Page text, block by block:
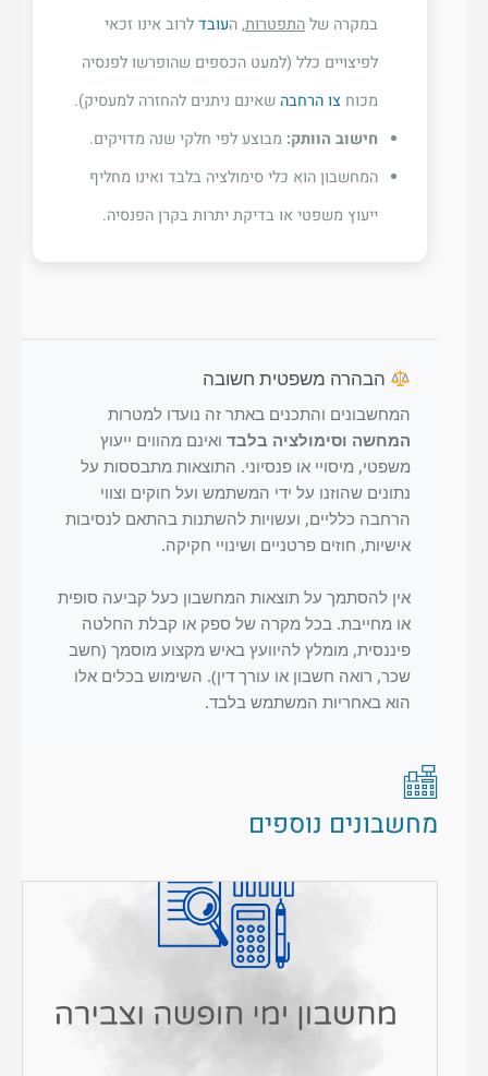
במקרה שלהתפטרות, העובדלרוב אינו זכאי
לפיצויים כלל (למעט הכספים שהופרשו לפנסיה
מכוח צו הרחבה שאינם ניתנים להחזרה למעסיק).
חישוב הוותק: מבוצע לפי חלקי שנה מדויקים.
המחשבון הוא כלי סימולציה בלבד ואינו מחליף
ייעוץ משפטי או בדיקת יתרות בקרן הפנסיה.
הבהרה משפטית חשובה
המחשבונים והתכנים באתר זה נועדו למטרות
המחשה וסימולציה בלבד ואינם מהווים ייעוץ
משפטי, מיסויי או פנסיוני. התוצאות מתבססות על
נתונים שהוזנו על ידי המשתמש ועל חוקים וצווי
הרחבה כלליים, ועשויות להשתנות בהתאם לנסיבות
אישיות, חוזים פרטניים ושינויי חקיקה.
אין להסתמך על תוצאות המחשבון כעל קביעה סופית
או מחייבת. בכל מקרה של ספק או קבלת החלטה
פיננסית, מומלץ להיוועץ באיש מקצוע מוסמך (חשב
שכר, רואה חשבון או עורך דין). השימוש בכלים אלו
הוא באחריות המשתמש בלבד.
מחשבונים נוספים